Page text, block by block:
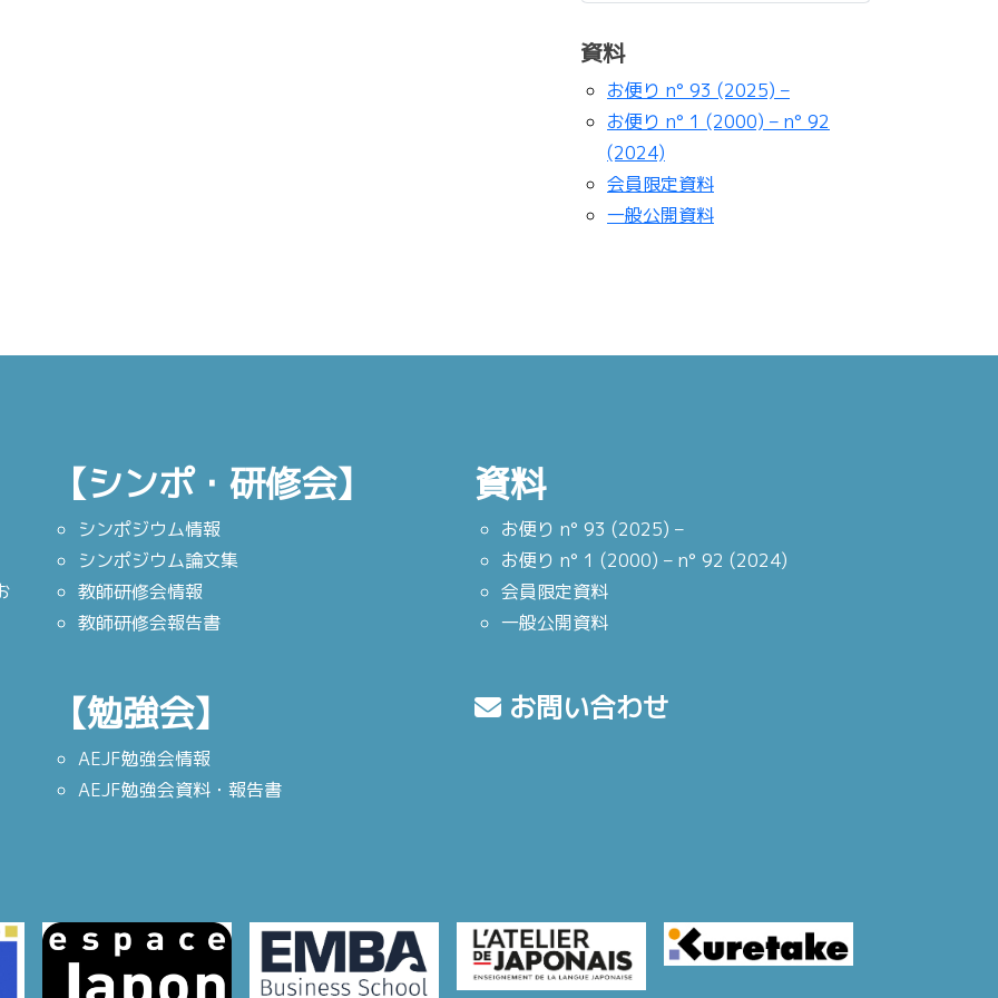
資料
お便り n° 93 (2025) –
お便り n° 1 (2000) – n° 92
(2024)
会員限定資料
一般公開資料
【シンポ・研修会】
シンポジウム情報
シンポジウム論文集
教師研修会情報
教師研修会報告書
【勉強会】
AEJF勉強会情報
AEJF勉強会資料・報告書
資料
お便り n° 93 (2025) –
お便り n° 1 (2000) – n° 92 (2024)
会員限定資料
一般公開資料
お問い合わせ